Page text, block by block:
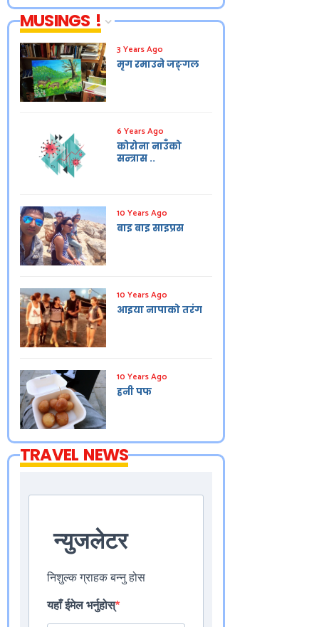
MUSINGS !
3 Years Ago
मृग रमाउने जङ्गल
6 Years Ago
कोरोना नाउँको
सन्त्रास ..
10 Years Ago
बाइ बाइ साइप्रस
10 Years Ago
आइया नापाको तरंग
10 Years Ago
हनी पफ
TRAVEL NEWS
न्युजलेटर
निशुल्क ग्राहक बन्नु होस
यहाँ ईमेल भर्नुहोस्